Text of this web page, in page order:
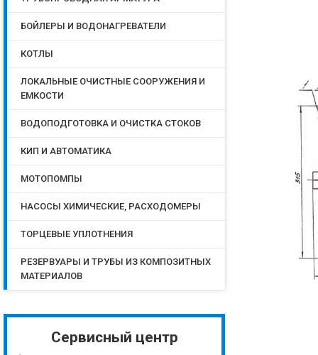
БОЙЛЕРЫ И ВОДОНАГРЕВАТЕЛИ
КОТЛЫ
ЛОКАЛЬНЫЕ ОЧИСТНЫЕ СООРУЖЕНИЯ И
ЕМКОСТИ
ВОДОПОДГОТОВКА И ОЧИСТКА СТОКОВ
КИП И АВТОМАТИКА
МОТОПОМПЫ
НАСОСЫ ХИМИЧЕСКИЕ, РАСХОДОМЕРЫ
ТОРЦЕВЫЕ УПЛОТНЕНИЯ
РЕЗЕРВУАРЫ И ТРУБЫ ИЗ КОМПОЗИТНЫХ
МАТЕРИАЛОВ
Сервисный центр